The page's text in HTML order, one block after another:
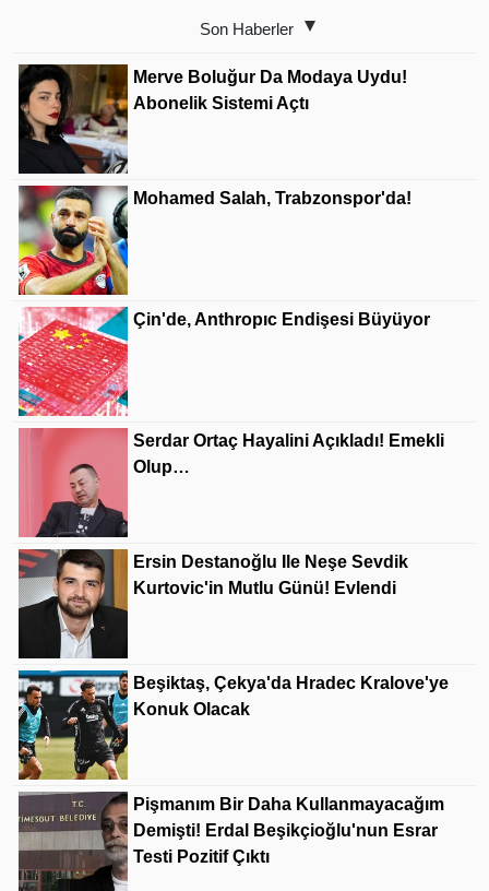
Son Haberler
Merve Boluğur Da Modaya Uydu!
Abonelik Sistemi Açtı
Mohamed Salah, Trabzonspor'da!
Çin'de, Anthropıc Endişesi Büyüyor
Serdar Ortaç Hayalini Açıkladı! Emekli
Olup…
Ersin Destanoğlu Ile Neşe Sevdik
Kurtovic'in Mutlu Günü! Evlendi
Beşiktaş, Çekya'da Hradec Kralove'ye
Konuk Olacak
Pişmanım Bir Daha Kullanmayacağım
Demişti! Erdal Beşikçioğlu'nun Esrar
Testi Pozitif Çıktı